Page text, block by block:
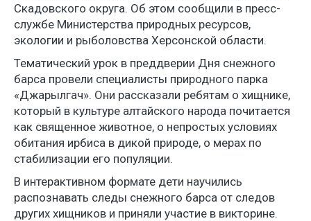
Скадовского округа. Об этом сообщили в пресс-
службе Министерства природных ресурсов,
экологии и рыболовства Херсонской области.
Тематический урок в преддверии Дня снежного
барса провели специалисты природного парка
«Джарылгач». Они рассказали ребятам о хищнике,
который в культуре алтайского народа почитается
как священное животное, о непростых условиях
обитания ирбиса в дикой природе, о мерах по
стабилизации его популяции.
В интерактивном формате дети научились
распознавать следы снежного барса от следов
других хищников и приняли участие в викторине.